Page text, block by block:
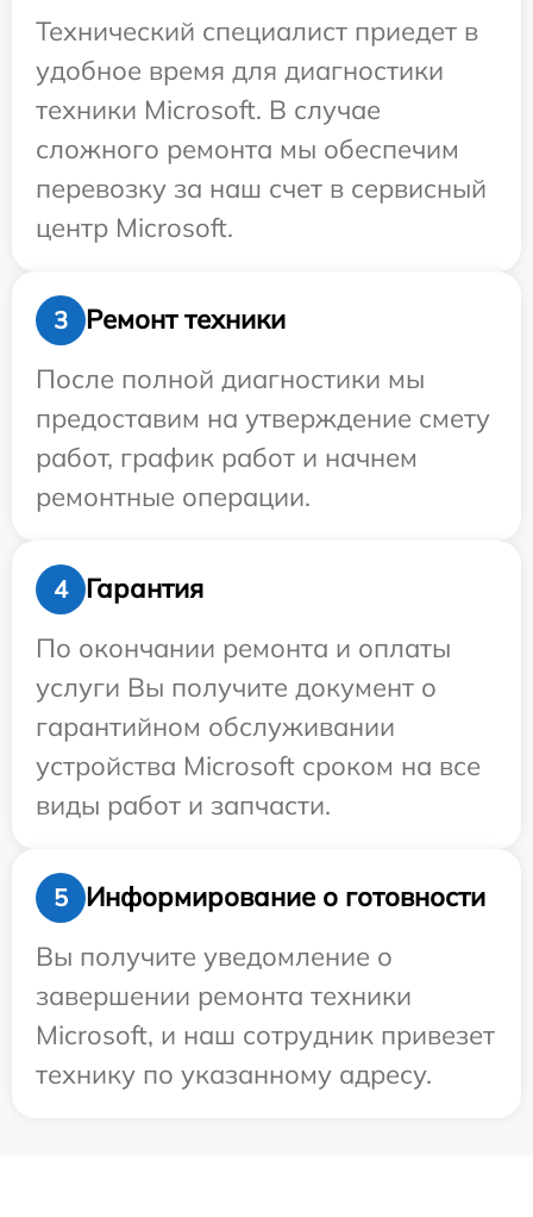
Технический специалист приедет в
удобное время для диагностики
техники Microsoft. В случае
сложного ремонта мы обеспечим
перевозку за наш счет в сервисный
центр Microsoft.
3
Ремонт техники
После полной диагностики мы
предоставим на утверждение смету
работ, график работ и начнем
ремонтные операции.
4
Гарантия
По окончании ремонта и оплаты
услуги Вы получите документ о
гарантийном обслуживании
устройства Microsoft сроком на все
виды работ и запчасти.
5
Информирование о готовности
Вы получите уведомление о
завершении ремонта техники
Microsoft, и наш сотрудник привезет
технику по указанному адресу.